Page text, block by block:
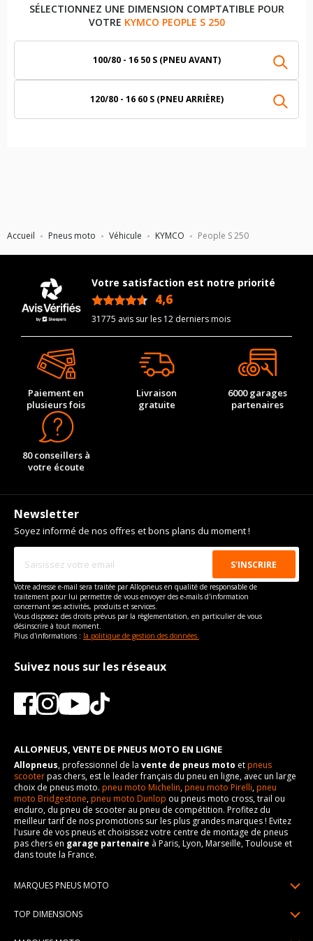
Accueil Pneus moto Véhicule KYMCO People S 250
SÉLECTIONNEZ UNE DIMENSION COMPTATIBLE POUR
VOTRE KYMCO PEOPLE S 250
100/80 - 16 50 S (PNEU AVANT)
120/80 - 16 60 S (PNEU ARRIÈRE)
Votre satisfaction est notre priorité
4,6
31775 avis sur les 12 derniers mois
Paiement en
plusieurs fois
Livraison
gratuite
6000 garages
partenaires
80 conseillers à
votre écoute
Newsletter
Soyez informé de nos offres et bons plans du moment !
Votre adresse e-mail sera traitée par Allopneus en qualité de responsable de
traitement pour lui permettre de vous envoyer des e-mails d'information
concernant ses activités, produits et services.
Vous disposez des droits prévus par la règlementation, en particulier de vous
désinscrire à tout moment.
Plus d'informations : la politique de gestion des données.
Suivez nous sur les réseaux
ALLOPNEUS, VENTE DE PNEUS MOTO EN LIGNE
Allopneus, professionnel de la vente de pneus moto etpneus
scooterpas chers, est le leader français du pneu en ligne, avec un large
choix de pneus moto. pneu moto Michelin,pneu moto Pirelli,pneu
moto Bridgestone,pneu moto Dunlop ou pneus moto cross, trail ou
enduro, du pneu de scooter au pneu de compétition. Profitez du
meilleur tarif de nos promotions sur les plus grandes marques ! Evitez
l'usure de vos pneus et choisissez votre centre de montage de pneus
pas chers en garage partenaire à Paris, Lyon, Marseille, Toulouse et
dans toute la France.
MARQUES PNEUS MOTO
TOP DIMENSIONS